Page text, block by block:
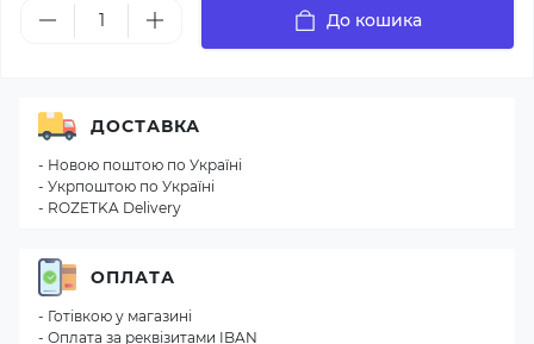
До кошика
ДОСТАВКА
- Новою поштою по Україні
- Укрпоштою по Україні
- ROZETKA Delivery
ОПЛАТА
- Готівкою у магазині
- Оплата за реквізитами IBAN